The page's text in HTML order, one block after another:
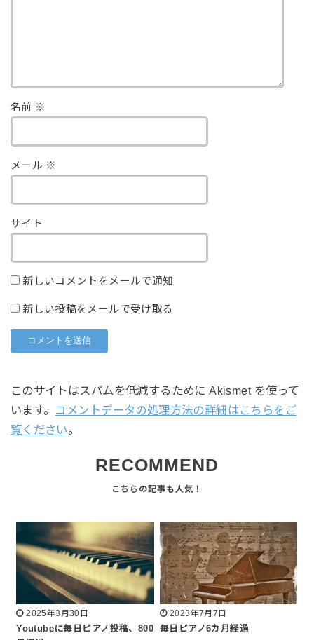
名前 ※
メール ※
サイト
新しいコメントをメールで通知
新しい投稿をメールで受け取る
このサイトはスパムを低減するために Akismet を使って
います。 コメントデータの処理方法の詳細はこちらをご
覧ください。
RECOMMEND
2025年3月30日
Youtubeに毎日ピアノ投稿、800
2023年7月7日
毎日ピアノ6カ月経過